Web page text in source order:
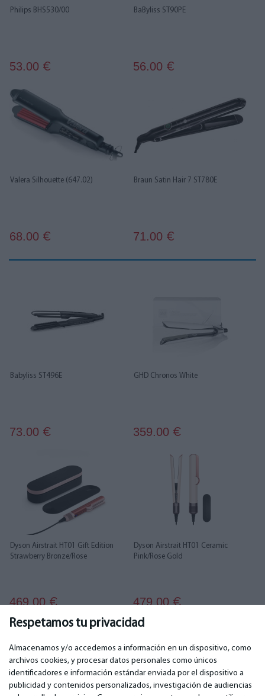
Respetamos tu privacidad
Almacenamos y/o accedemos a información en un dispositivo, como
archivos cookies, y procesar datos personales como únicos
identificadores e información estándar enviada por el dispositivo a
publicidad y contenidos personalizados, investigación de audiencias
Philips BHS530/00
53.00 €
BaByliss ST90PE
56.00 €
Valera Silhouette (647.02)
68.00 €
Braun Satin Hair 7 ST780E
71.00 €
Babyliss ST496E
73.00 €
GHD Chronos White
359.00 €
Dyson Airstrait HT01 Gift Edition
Strawberry Bronze/Rose
469.00€
Dyson Airstrait HT01 Ceramic
Pink/Rose Gold
479.00€
IMPORTANTE CONTACTOS